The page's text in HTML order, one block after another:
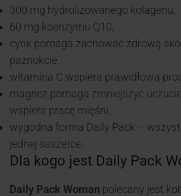
300 mg hydrolizowanego kolagenu,
60 mg koenzymu Q10,
cynk pomaga zachować zdrową
paznokcie,
witamina C wspiera prawidłową
magnez pomaga zmniejszyć
wspiera pracę mięśni,
wygodna forma Daily Pack –
jednej saszetce.
Dla kogo jest Daily Pack
Daily Pack Woman polecany jest